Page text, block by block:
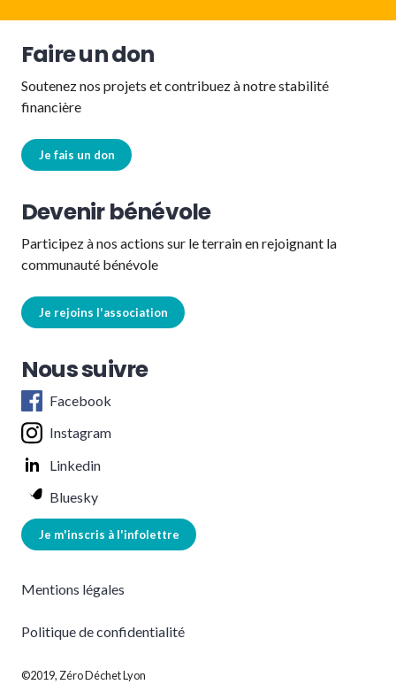
Faire un don
Soutenez nos projets et contribuez à notre stabilité
financière
Je fais un don
Devenir bénévole
Participez à nos actions sur le terrain en rejoignant la
communauté bénévole
Je rejoins l'association
Nous suivre
Facebook
Instagram
Linkedin
Bluesky
Je m'inscris à l'infolettre
Mentions légales
Politique de confidentialité
©2019, Zéro Déchet Lyon